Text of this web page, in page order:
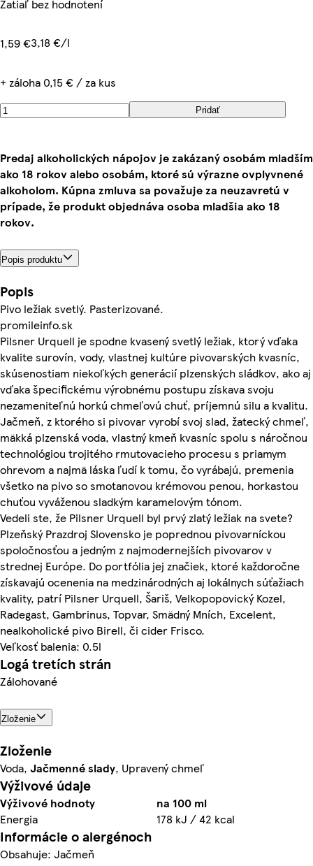
Zatiaľ bez hodnotení
1,59 €3,18 €/l
+ záloha 0,15 € / za kus
Pridať
Predaj alkoholických nápojov je zakázaný osobám mladším
ako 18 rokov alebo osobám, ktoré sú výrazne ovplyvnené
alkoholom. Kúpna zmluva sa považuje za neuzavretú v
prípade, že produkt objednáva osoba mladšia ako 18
rokov.
Popis produktu
Popis
Pivo ležiak svetlý. Pasterizované.
promileinfo.sk
Pilsner Urquell je spodne kvasený svetlý ležiak, ktorý vďaka
kvalite surovín, vody, vlastnej kultúre pivovarských kvasníc,
skúsenostiam niekoľkých generácií plzenských sládkov, ako aj
vďaka špecifickému výrobnému postupu získava svoju
nezameniteľnú horkú chmeľovú chuť, príjemnú silu a kvalitu.
Jačmeň, z ktorého si pivovar vyrobí svoj slad, žatecký chmeľ,
mäkká plzenská voda, vlastný kmeň kvasníc spolu s náročnou
technológiou trojitého rmutovacieho procesu s priamym
ohrevom a najmä láska ľudí k tomu, čo vyrábajú, premenia
všetko na pivo so smotanovou krémovou penou, horkastou
chuťou vyváženou sladkým karamelovým tónom.
Vedeli ste, že Pilsner Urquell byl prvý zlatý ležiak na svete?
Plzeňský Prazdroj Slovensko je poprednou pivovarníckou
spoločnosťou a jedným z najmodernejších pivovarov v
strednej Európe. Do portfólia jej značiek, ktoré každoročne
získavajú ocenenia na medzinárodných aj lokálnych súťažiach
kvality, patrí Pilsner Urquell, Šariš, Velkopopovický Kozel,
Radegast, Gambrinus, Topvar, Smädný Mních, Excelent,
nealkoholické pivo Birell, či cider Frisco.
Veľkosť balenia: 0.5l
Logá tretích strán
Zálohované
Zloženie
Zloženie
Voda, Jačmenné slady, Upravený chmeľ
Výživové údaje
Výživové hodnoty
na 100 ml
Energia
178 kJ / 42 kcal
Informácie o alergénoch
Obsahuje: Jačmeň